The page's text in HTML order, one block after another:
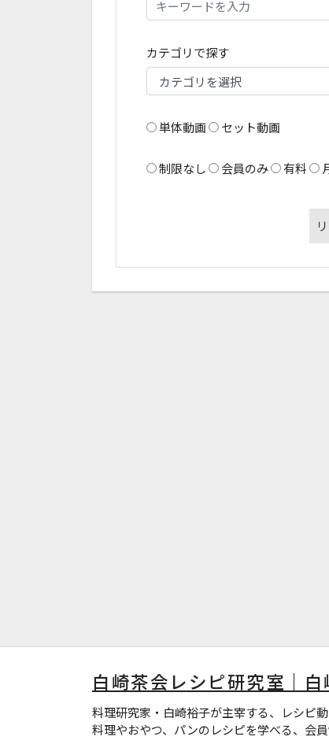
カテゴリで探す
単体動画 セット動画
制限なし 会員のみ 有料
白崎茶会レシピ研究室｜
料理研究家・白崎裕子が主宰する、レシピ
料理やおやつ、パンのレシピを学べる、会